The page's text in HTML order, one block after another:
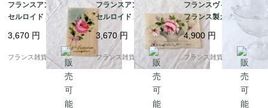
フランスアンティーク
セルロイド ポストカー
ド | ピンク薔薇のブー
ケ ハンドペイント | 19
10－40年代（G004）
3,670 円
フランス雑貨chouchou
フランスアンティーク
セルロイド ポストカー
ド | 薔薇のブーケ ハン
ドペイント | 1900年代
初期（H002）
3,670円
フランス雑貨chouchou
フランスヴィンテージ
フランス製ガラス皿 |
爽やかなレトロフルー
ツ柄 可憐で涼し気な印
象 | 1900年代中頃
4,900 円
フランス雑貨chouchou